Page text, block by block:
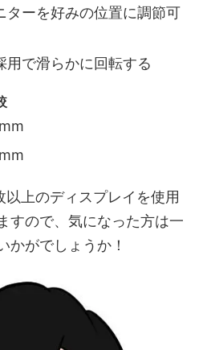
ターを好みの位置に調節可
用で滑らかに回転する
以上のディスプレイを使用
すので、気になった方は一
かがでしょうか！